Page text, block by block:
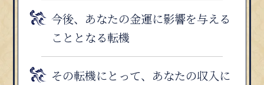
今後、あなたの金運に影響を与える
こととなる転機
その転機にとって、あなたの収入に